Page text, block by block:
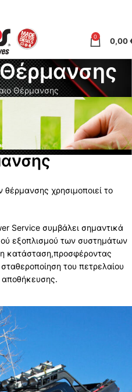
0 0,00
Θέρμανσης
χρησιμοποιεί το
Service συμβάλει σημαντικά
εξοπλισμού των συστημάτων
κατάσταση,προσφέροντας
του πετρελαίου